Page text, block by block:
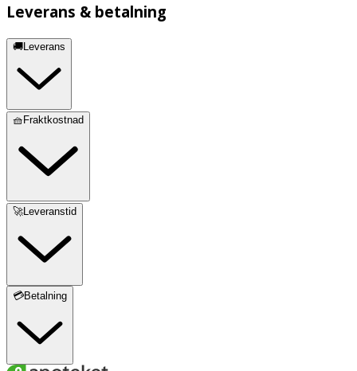
Leverans & betalning
🚚Leverans
🧺Fraktkostnad
🚀Leveranstid
💳Betalning